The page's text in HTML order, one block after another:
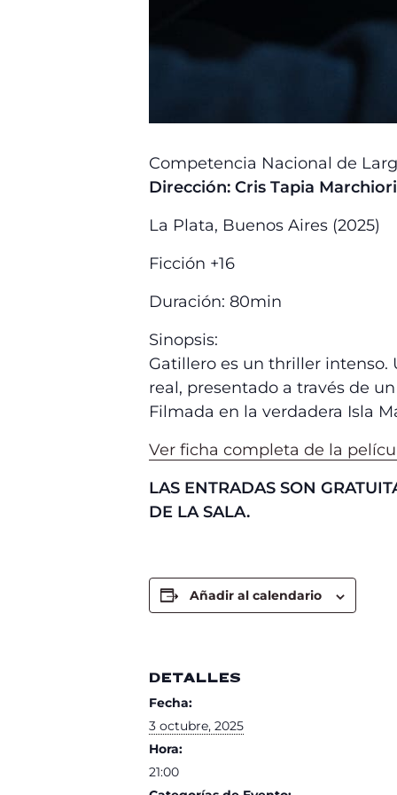
Competencia Nacional de
Dirección: Cris Tapia Marchiori
La Plata, Buenos Aires (2025)
Ficción +16
Duración: 80min
Sinopsis:
Gatillero es un thriller
real, presentado a través de
Filmada en la verdadera Isla
Ver ficha completa de la
LAS ENTRADAS SON
DE LA SALA.
Añadir al calendario
DETALLES
Fecha:
3 octubre, 2025
Hora:
21:00